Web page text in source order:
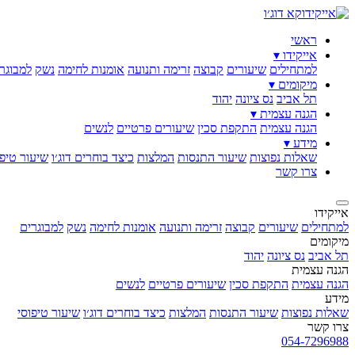
ראשי
אייקידו ▾
למתחילים שיעורים קבוצה זרימה ותנועה אומנות לחימה נשק
מיקומים ▾
תל אביב נס ציונה יהוד
הגנה עצמית ▾
הגנה עצמית התקפת סכין שיעורים פרטיים לנשים
מידע ▾
שאלות נפוצות שיעור התנסות המלצות כיצד בוחרים דוג׳ו שיעור
צרו קשר
אייקידו
למתחילים שיעורים קבוצה זרימה ותנועה אומנות לחימה נשק למבוגרים
מיקומים
תל אביב נס ציונה יהוד
הגנה עצמית
הגנה עצמית התקפת סכין שיעורים פרטיים לנשים
מידע
שאלות נפוצות שיעור התנסות המלצות כיצד בוחרים דוג׳ו שיעור טיפוסי
צרו קשר
054-7296988